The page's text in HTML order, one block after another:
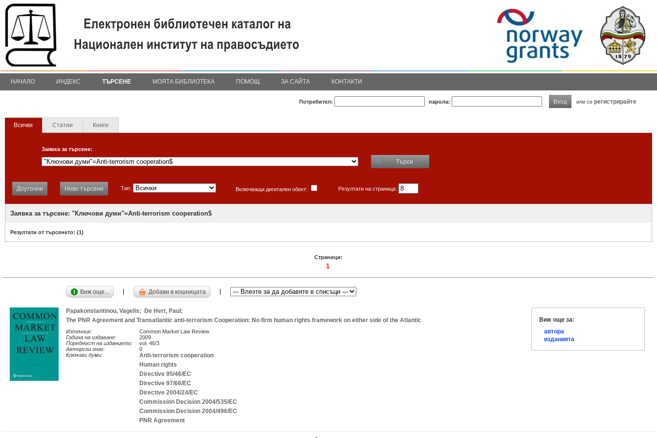
НАЧАЛО ИНДЕКС ТЪРСЕНЕ МОЯТА БИБЛИОТЕКА ПОМОЩ ЗА САЙТА КОНТАКТИ
Потребител: парола: Вход или се регистрирайте
Всички Статии Книги
Заявка за търсене:
Търси
Доуточни Ново търсене Тип: Включващи дигитален обект: Резултати на страница:
Заявка за търсене: "Ключови думи"=Anti-terrorism cooperation$
Резултати от търсенето: (1)
Страници:
1
Виж още... Добави в кошницата
Papakonstantinou, Vagelis; De Hert, Paul;
The PNR Agreement and Transatlantic anti-terrorism Cooperation: No firm human rights framework on either side of the Atlantic
Източник:
Common Market Law Review
Година на издаване:
2009
Поредност на изданието:
vol. 46/3
Авторски знак:
0
Ключови думи:
Anti-terrorism cooperation
Human rights
Directive 95/46/EC
Directive 97/66/EC
Directive 2004/24/EC
Commission Decision 2004/535/EC
Commission Decision 2004/496/EC
PNR Agreement
Виж още за:
автора
изданията